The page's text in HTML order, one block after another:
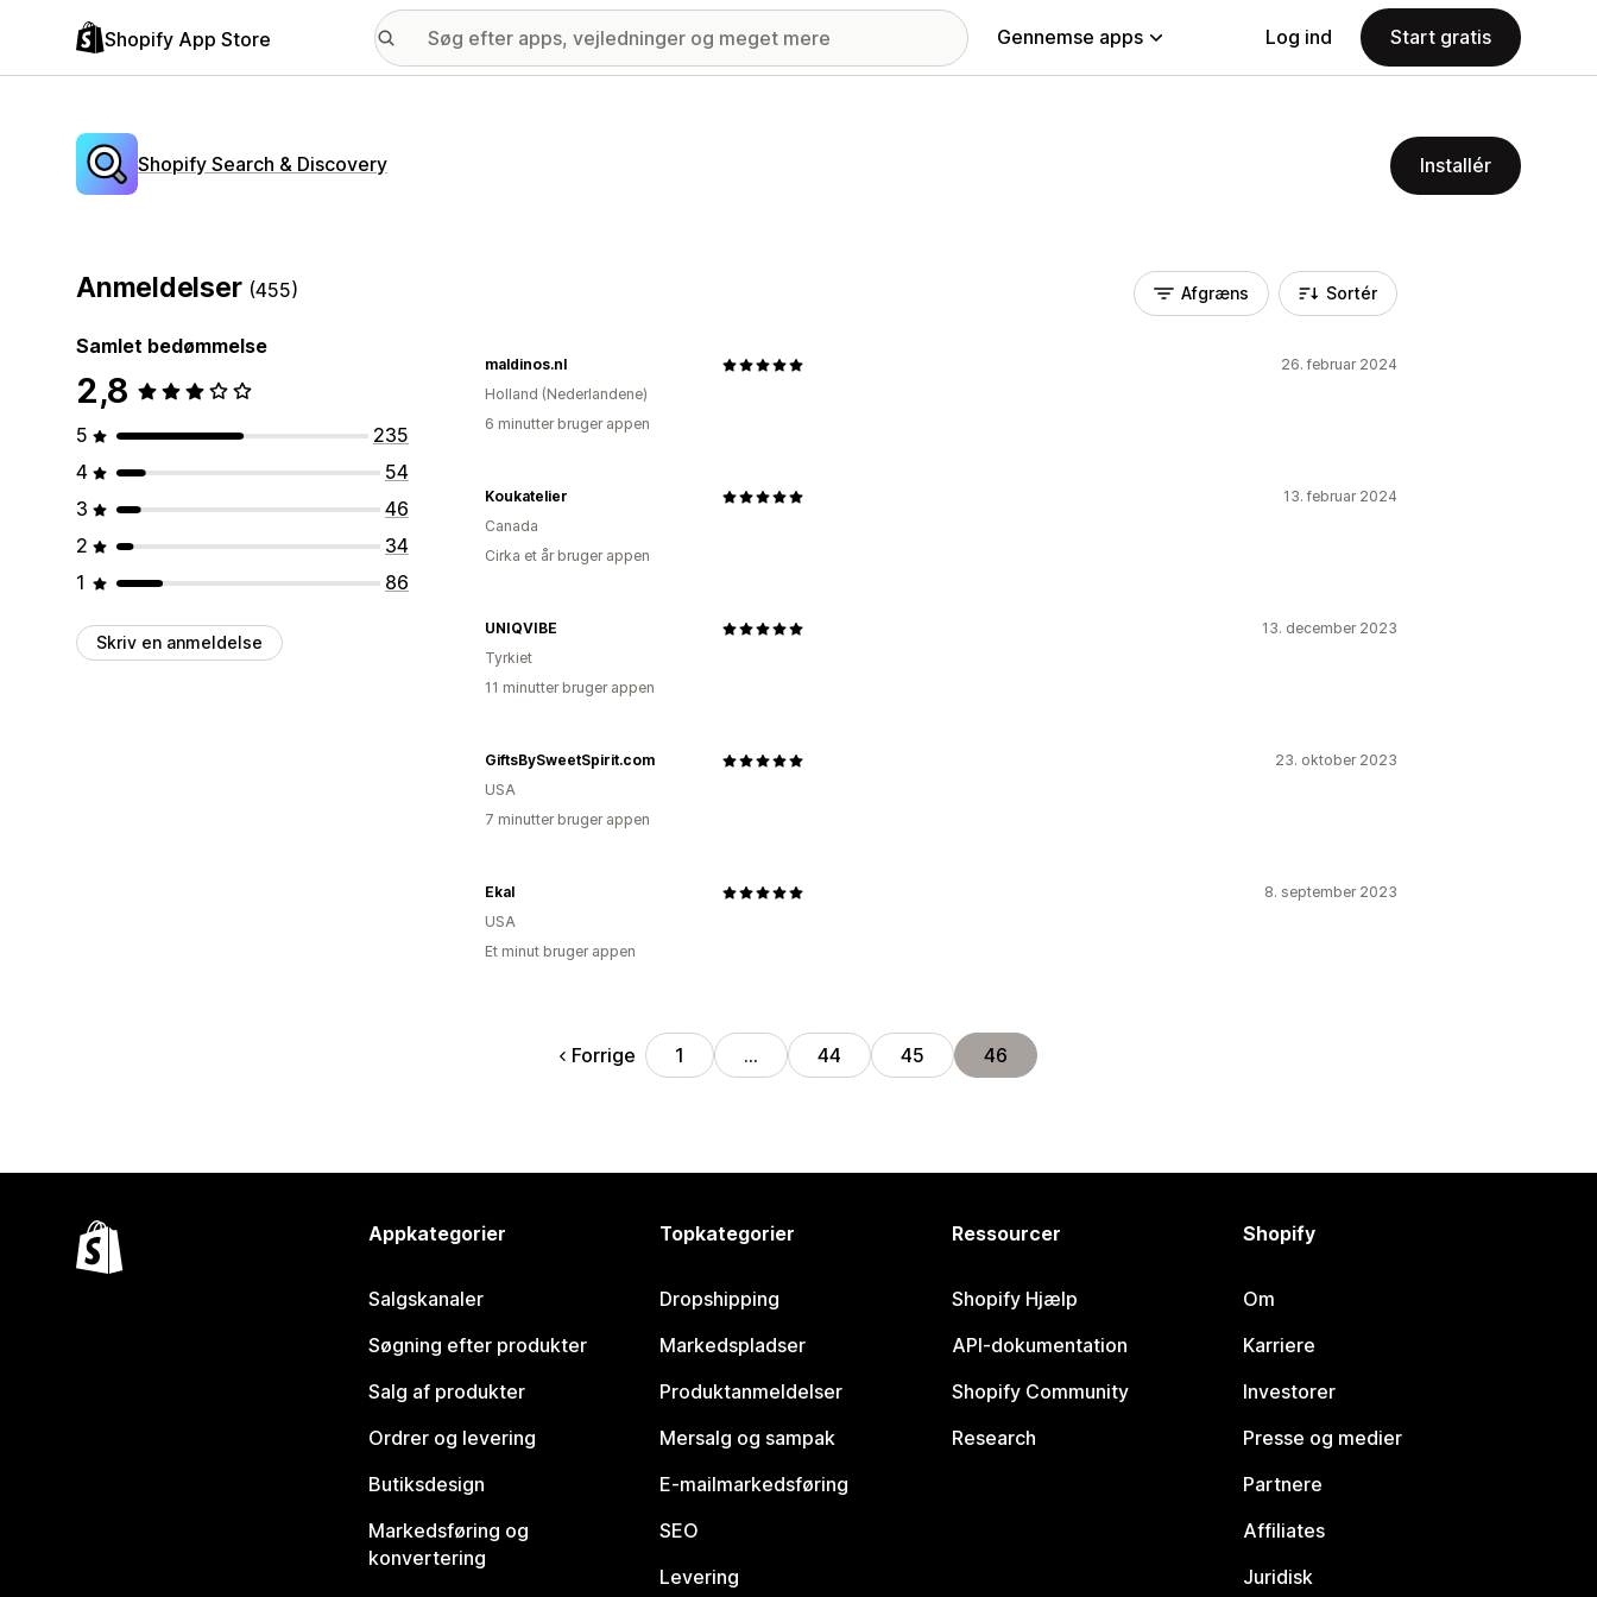
Shopify App Store Gennemse apps Log ind Start gratis
Shopify Search & Discovery Installér
Anmeldelser (455)
Samlet bedømmelse
2,8
5
235
4
54
3
46
2
34
1
86
Skriv en anmeldelse
Afgræns Sortér
26. februar 2024
maldinos.nl
Holland (Nederlandene)
6 minutter bruger appen
13. februar 2024
Koukatelier
Canada
Cirka et år bruger appen
13. december 2023
UNIQVIBE
Tyrkiet
11 minutter bruger appen
23. oktober 2023
GiftsBySweetSpirit.com
USA
7 minutter bruger appen
8. september 2023
Ekal
USA
Et minut bruger appen
Forrige 1 … 44 45 46
Appkategorier
Salgskanaler
Søgning efter produkter
Salg af produkter
Ordrer og levering
Butiksdesign
Markedsføring og
konvertering
Topkategorier
Dropshipping
Markedspladser
Produktanmeldelser
Mersalg og sampak
E-mailmarkedsføring
SEO
Levering
Ressourcer
Shopify Hjælp
API-dokumentation
Shopify Community
Research
Shopify
Om
Karriere
Investorer
Presse og medier
Partnere
Affiliates
Juridisk